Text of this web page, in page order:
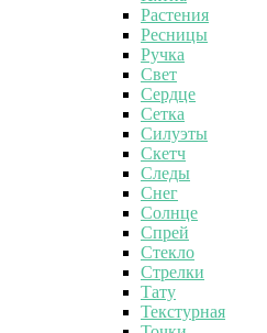
Растения
Ресницы
Ручка
Свет
Сердце
Сетка
Силуэты
Скетч
Следы
Снег
Солнце
Спрей
Стекло
Стрелки
Тату
Текстурная